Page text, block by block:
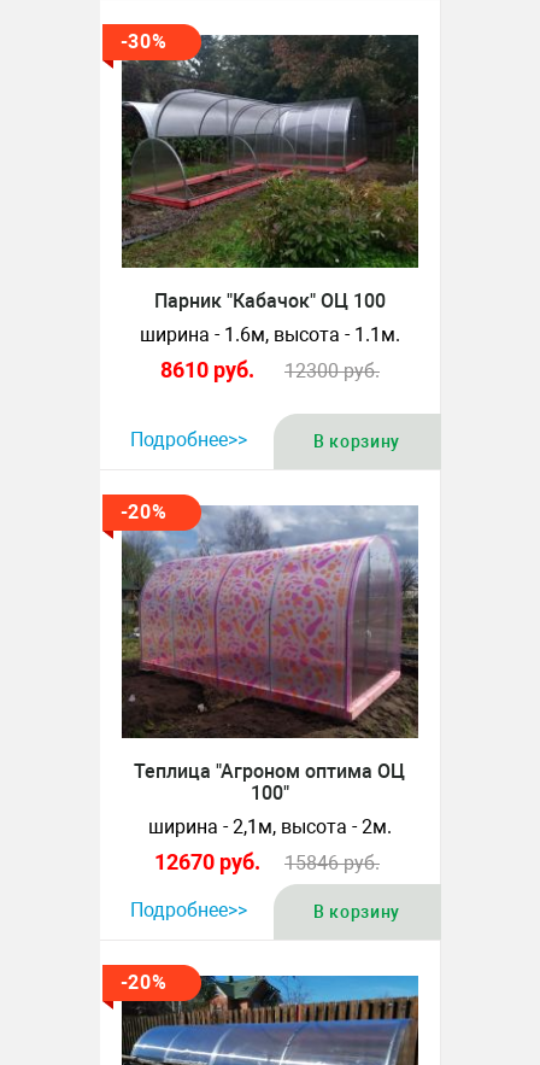
-30%
Парник "Кабачок" ОЦ 100
ширина - 1.6м, высота - 1.1м.
8610 руб. 12300руб.
Подробнее>> В корзину
-20%
Теплица "Агроном оптима ОЦ
100"
ширина - 2,1м, высота - 2м.
12670 руб. 15846руб.
Подробнее>> В корзину
-20%